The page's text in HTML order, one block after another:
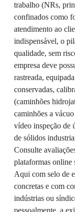
trabalho (NRs,
confinados como
atendimento ao
indispensável, o
qualidade, sem
empresa deve
rastreada,
conservadas,
(caminhões
caminhões a
vídeo inspeção de
de sólidos
Consulte
plataformas online
Aqui com selo de
concretas e com
indústrias ou
pessoalmente, a